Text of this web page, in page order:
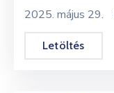
2025. május 29.
Letöltés